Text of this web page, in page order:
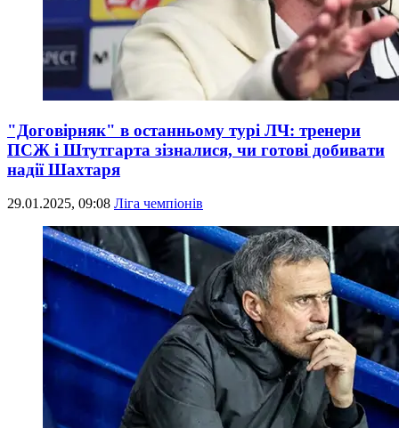
"Договірняк" в останньому турі ЛЧ: тренери
ПСЖ і Штутгарта зізналися, чи готові добивати
надії Шахтаря
29.01.2025, 09:08 Ліга чемпіонів